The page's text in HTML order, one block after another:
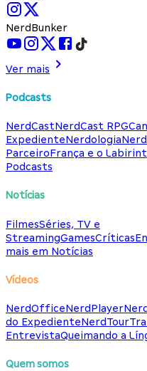
NerdBunker
Ver mais
Podcasts
NerdCastNerdCast RPG
ExpedienteNerdologia
ParceiroFrança e o
Podcasts
Notícias
FilmesSéries, TV e
StreamingGamesCríticas
mais em Notícias
Vídeos
NerdOfficeNerdPlayer
do ExpedienteNerdTour
EntrevistaQueimando a
Quem somos